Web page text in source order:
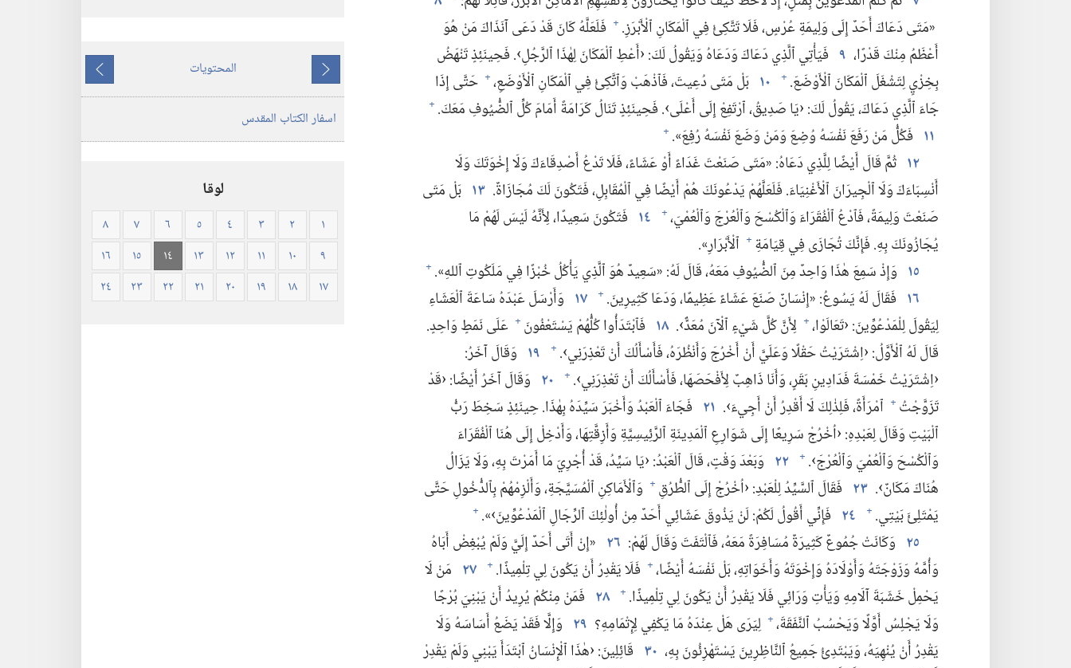
‏«مَتَى دَعَاكَ أَحَدٌ إِلَى وَلِيمَةِ عُرْسٍ،‏ فَلَا تَتَّكِئْ فِي ٱلْمَكَانِ ٱلْأَبْرَزِ.‏ + فَلَعَلَّهُ كَانَ قَدْ دَعَى آنَذَاكَ مَنْ هُوَ
أَعْظَمُ مِنْكَ قَدْرًا،‏ ٩ فَيَأْتِي ٱلَّذِي دَعَاكَ وَدَعَاهُ وَيَقُولُ لَكَ:‏ ‹أَعْطِ ٱلْمَكَانَ لِهٰذَا ٱلرَّجُلِ›.‏ فَحِينَئِذٍ تَنْهَضُ
بِخِزْيٍ لِتَشْغَلَ ٱلْمَكَانَ ٱلْأَوْضَعَ.‏ + ١٠ بَلْ مَتَى دُعِيتَ،‏ فَٱذْهَبْ وَٱتَّكِئْ فِي ٱلْمَكَانِ ٱلْأَوْضَعِ،‏+ حَتَّى إِذَا
جَاءَ ٱلَّذِي دَعَاكَ،‏ يَقُولُ لَكَ:‏ ‹يَا صَدِيقُ،‏ ٱرْتَفِعْ إِلَى أَعْلَى›.‏ فَحِينَئِذٍ تَنَالُ كَرَامَةً أَمَامَ كُلِّ ٱلضُّيُوفِ مَعَكَ.‏ +
١١ فَكُلُّ مَنْ رَفَعَ نَفْسَهُ وُضِعَ وَمَنْ وَضَعَ نَفْسَهُ رُفِعَ».‏ +
١٢ ثُمَّ قَالَ أَيْضًا لِلَّذِي دَعَاهُ:‏ «مَتَى صَنَعْتَ غَدَاءً أَوْ عَشَاءً،‏ فَلَا تَدْعُ أَصْدِقَاءَكَ وَلَا إِخْوَتَكَ وَلَا
أَنْسِبَاءَكَ وَلَا ٱلْجِيرَانَ ٱلْأَغْنِيَاءَ.‏ فَلَعَلَّهُمْ يَدْعُونَكَ هُمْ أَيْضًا فِي ٱلْمُقَابِلِ،‏ فَتَكُونَ لَكَ مُجَازَاةٌ.‏ ١٣ بَلْ مَتَى
صَنَعْتَ وَلِيمَةً،‏ فَٱدْعُ ٱلْفُقَرَاءَ وَٱلْكُسْحَ وَٱلْعُرْجَ وَٱلْعُمْيَ،‏+ ١٤ فَتَكُونَ سَعِيدًا،‏ لِأَنَّهُ لَيْسَ لَهُمْ مَا
يُجَازُونَكَ بِهِ.‏ فَإِنَّكَ تُجَازَى فِي قِيَامَةِ + ٱلْأَبْرَارِ».‏
١٥ وَإِذْ سَمِعَ هٰذَا وَاحِدٌ مِنَ ٱلضُّيُوفِ مَعَهُ،‏ قَالَ لَهُ:‏ «سَعِيدٌ هُوَ ٱلَّذِي يَأْكُلُ خُبْزًا فِي مَلَكُوتِ ٱللهِ».‏ +
١٦ فَقَالَ لَهُ يَسُوعُ:‏ «إِنْسَانٌ صَنَعَ عَشَاءً عَظِيمًا،‏ وَدَعَا كَثِيرِينَ.‏ + ١٧ وَأَرْسَلَ عَبْدَهُ سَاعَةَ ٱلْعَشَاءِ
لِيَقُولَ لِلْمَدْعُوِّينَ:‏ ‹تَعَالَوْا،‏+ لِأَنَّ كُلَّ شَيْءٍ ٱلْآنَ مُعَدٌّ›.‏ ١٨ فَٱبْتَدَأُوا كُلُّهُمْ يَسْتَعْفُونَ + عَلَى نَمَطٍ وَاحِدٍ.‏
قَالَ لَهُ ٱلْأَوَّلُ:‏ ‹اِشْتَرَيْتُ حَقْلًا وَعَلَيَّ أَنْ أَخْرُجَ وَأَنْظُرَهُ،‏ فَأَسْأَلُكَ أَنْ تَعْذِرَنِي›.‏ + ١٩ وَقَالَ آخَرُ:‏
‹اِشْتَرَيْتُ خَمْسَةَ فَدَادِينِ بَقَرٍ،‏ وَأَنَا ذَاهِبٌ لِأَفْحَصَهَا،‏ فَأَسْأَلُكَ أَنْ تَعْذِرَنِي›.‏ + ٢٠ وَقَالَ آخَرُ أَيْضًا:‏ ‹قَدْ
تَزَوَّجْتُ + ٱمْرَأَةً،‏ فَلِذٰلِكَ لَا أَقْدِرُ أَنْ أَجِيءَ›.‏ ٢١ فَجَاءَ ٱلْعَبْدُ وَأَخْبَرَ سَيِّدَهُ بِهٰذَا.‏ حِينَئِذٍ سَخِطَ رَبُّ
ٱلْبَيْتِ وَقَالَ لِعَبْدِهِ:‏ ‹اُخْرُجْ سَرِيعًا إِلَى شَوَارِعِ ٱلْمَدِينَةِ ٱلرَّئِيسِيَّةِ وَأَزِقَّتِهَا،‏ وَأَدْخِلْ إِلَى هُنَا ٱلْفُقَرَاءَ
وَٱلْكُسْحَ وَٱلْعُمْيَ وَٱلْعُرْجَ›.‏ + ٢٢ وَبَعْدَ وَقْتٍ،‏ قَالَ ٱلْعَبْدُ:‏ ‹يَا سَيِّدُ،‏ قَدْ أُجْرِيَ مَا أَمَرْتَ بِهِ،‏ وَلَا يَزَالُ
هُنَاكَ مَكَانٌ›.‏ ٢٣ فَقَالَ ٱلسَّيِّدُ لِلْعَبْدِ:‏ ‹اُخْرُجْ إِلَى ٱلطُّرُقِ + وَٱلْأَمَاكِنِ ٱلْمُسَيَّجَةِ،‏ وَأَلْزِمْهُمْ بِٱلدُّخُولِ حَتَّى
يَمْتَلِئَ بَيْتِي.‏ + ٢٤ فَإِنِّي أَقُولُ لَكُمْ:‏ لَنْ يَذُوقَ عَشَائِي أَحَدٌ مِنْ أُولٰئِكَ ٱلرِّجَالِ ٱلْمَدْعُوِّينَ›».‏ +
٢٥ وَكَانَتْ جُمُوعٌ كَثِيرَةٌ مُسَافِرَةً مَعَهُ،‏ فَٱلْتَفَتَ وَقَالَ لَهُمْ:‏ ٢٦ ‏«إِنْ أَتَى أَحَدٌ إِلَيَّ وَلَمْ يُبْغِضْ أَبَاهُ
وَأُمَّهُ وَزَوْجَتَهُ وَأَوْلَادَهُ وَإِخْوَتَهُ وَأَخَوَاتِهِ،‏ بَلْ نَفْسَهُ أَيْضًا،‏+ فَلَا يَقْدِرُ أَنْ يَكُونَ لِي تِلْمِيذًا.‏ + ٢٧ مَنْ لَا
يَحْمِلْ خَشَبَةَ آلَامِهِ وَيَأْتِ وَرَائِي فَلَا يَقْدِرُ أَنْ يَكُونَ لِي تِلْمِيذًا.‏ + ٢٨ فَمَنْ مِنْكُمْ يُرِيدُ أَنْ يَبْنِيَ بُرْجًا
وَلَا يَجْلِسُ أَوَّلًا وَيَحْسُبُ ٱلنَّفَقَةَ،‏+ لِيَرَى هَلْ عِنْدَهُ مَا يَكْفِي لِإِتْمَامِهِ؟‏ ٢٩ وَإِلَّا فَقَدْ يَضَعُ أَسَاسَهُ وَلَا
يَقْدِرُ أَنْ يُنْهِيَهُ،‏ وَيَبْتَدِئُ جَمِيعُ ٱلنَّاظِرِينَ يَسْتَهْزِئُونَ بِهِ،‏ ٣٠ قَائِلِينَ:‏ ‹هٰذَا ٱلْإِنْسَانُ ٱبْتَدَأَ يَبْنِي وَلَمْ يَقْدِرْ
المقدس
—
العالم
(ورقي
الغلاف)
ما
يسبق
المحتويات
ما
يلي
اسفار الكتاب المقدس
لوقا
١ ٢ ٣ ٤ ٥ ٦ ٧
٨
٩
١٠ ١١ ١٢ ١٣ ١٤ ١٥
١٦
١٧
١٨ ١٩ ٢٠ ٢١ ٢٢ ٢٣ ٢٤